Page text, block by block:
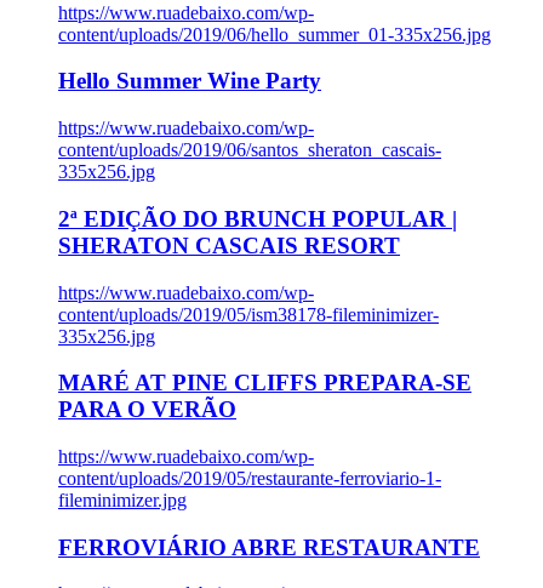
https://www.ruadebaixo.com/wp-
content/uploads/2019/06/hello_summer_01-335x256.jpg
Hello Summer Wine Party
https://www.ruadebaixo.com/wp-
content/uploads/2019/06/santos_sheraton_cascais-
335x256.jpg
2ª EDIÇÃO DO BRUNCH POPULAR |
SHERATON CASCAIS RESORT
https://www.ruadebaixo.com/wp-
content/uploads/2019/05/ism38178-fileminimizer-
335x256.jpg
MARÉ AT PINE CLIFFS PREPARA-SE
PARA O VERÃO
https://www.ruadebaixo.com/wp-
content/uploads/2019/05/restaurante-ferroviario-1-
fileminimizer.jpg
FERROVIÁRIO ABRE RESTAURANTE